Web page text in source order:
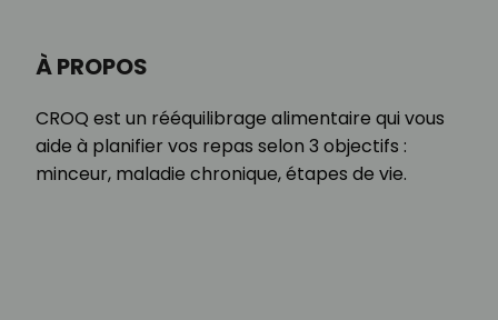
À PROPOS
CROQ est un rééquilibrage alimentaire qui vous
aide à planifier vos repas selon 3 objectifs :
minceur, maladie chronique, étapes de vie.